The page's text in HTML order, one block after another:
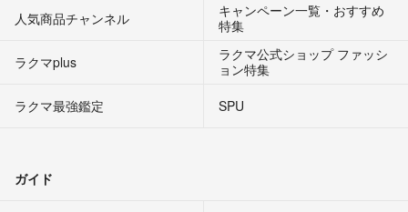
人気商品チャンネル
キャンペーン一覧・おすすめ
特集
ラクマplus
ラクマ公式ショップ ファッシ
ョン特集
ラクマ最強鑑定
SPU
ガイド